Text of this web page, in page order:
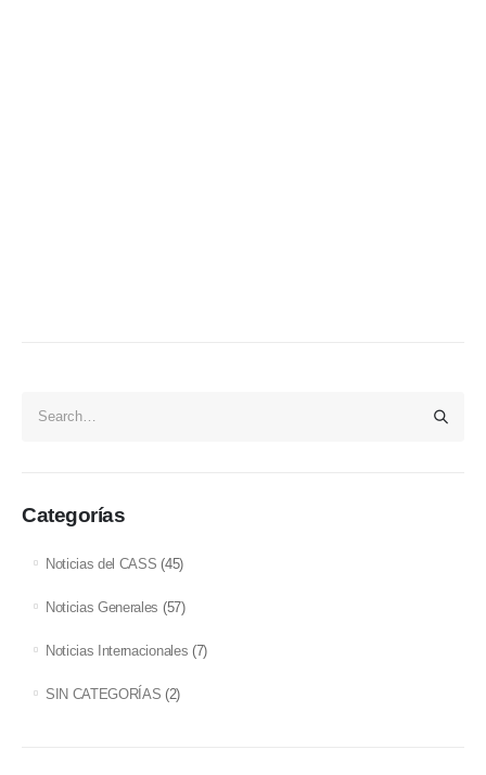
Categorías
Noticias del CASS (45)
Noticias Generales (57)
Noticias Internacionales (7)
SIN CATEGORÍAS (2)